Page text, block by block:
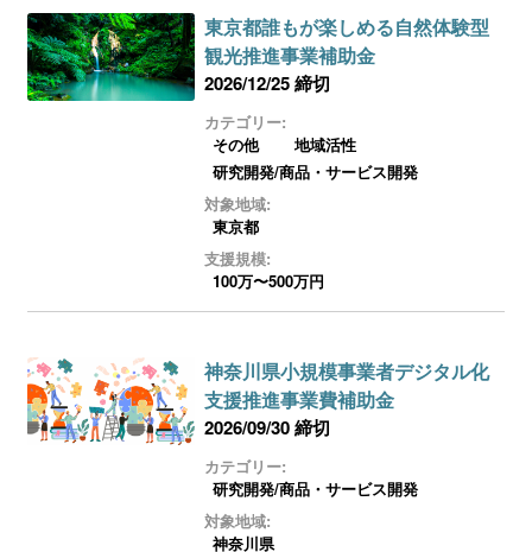
東京都誰もが楽しめる自然体験型
観光推進事業補助金
2026/12/25 締切
カテゴリー:
その他
地域活性
研究開発/商品・サービス開発
対象地域:
東京都
支援規模:
100万〜500万円
神奈川県小規模事業者デジタル化
支援推進事業費補助金
2026/09/30 締切
カテゴリー:
研究開発/商品・サービス開発
対象地域:
神奈川県